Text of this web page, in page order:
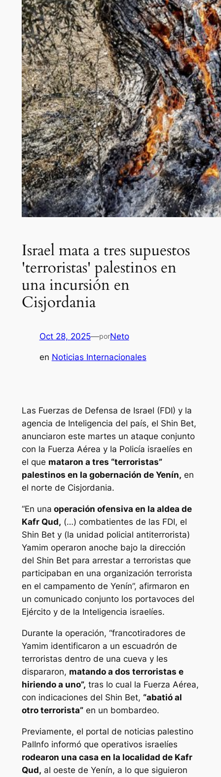
Israel mata a tres supuestos
'terroristas' palestinos en
una incursión en
Cisjordania
Oct 28, 2025—porNeto
en Noticias Internacionales
Las Fuerzas de Defensa de Israel (FDI) y la
agencia de Inteligencia del país, el Shin Bet,
anunciaron este martes un ataque conjunto
con la Fuerza Aérea y la Policía israelíes en
el que mataron a tres “terroristas”
palestinos en la gobernación de Yenín, en
el norte de Cisjordania.
“En una operación ofensiva en la aldea de
Kafr Qud, (…) combatientes de las FDI, el
Shin Bet y (la unidad policial antiterrorista)
Yamim operaron anoche bajo la dirección
del Shin Bet para arrestar a terroristas que
participaban en una organización terrorista
en el campamento de Yenín”, afirmaron en
un comunicado conjunto los portavoces del
Ejército y de la Inteligencia israelíes.
Durante la operación, “francotiradores de
Yamim identificaron a un escuadrón de
terroristas dentro de una cueva y les
dispararon, matando a dos terroristas e
hiriendo a uno”, tras lo cual la Fuerza Aérea,
con indicaciones del Shin Bet, “abatió al
otro terrorista”en un bombardeo.
Previamente, el portal de noticias palestino
PalInfo informó que operativos israelíes
rodearon una casa en la localidad de Kafr
Qud, al oeste de Yenín, a lo que siguieron